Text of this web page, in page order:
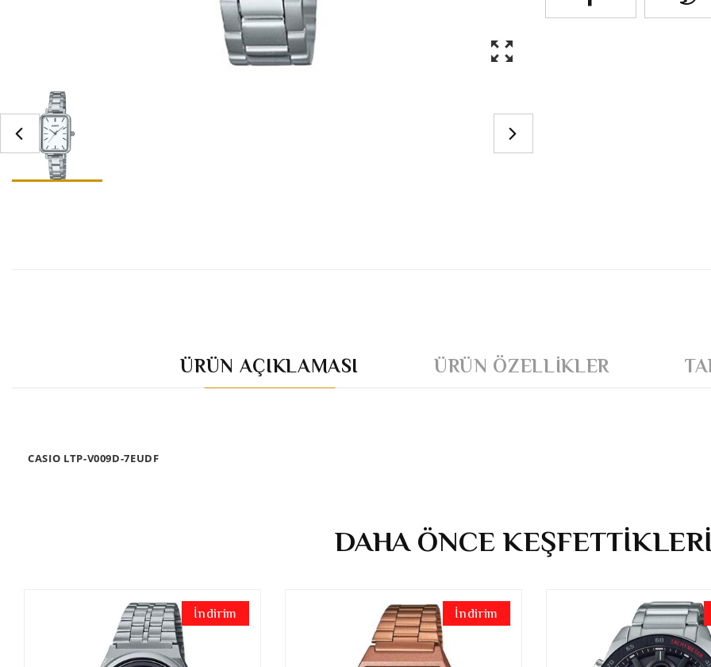
ÜRÜN AÇIKLAMASI ÜRÜN ÖZELLIKLER
CASIO LTP-V009D-7EUDF
DAHA ÖNCE
İndirim İndirim